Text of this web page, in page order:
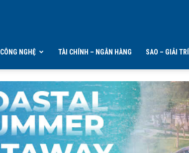
CÔNG NGHỆ TÀI CHÍNH – NGÂN HÀNG SAO – GIẢI TRÍ